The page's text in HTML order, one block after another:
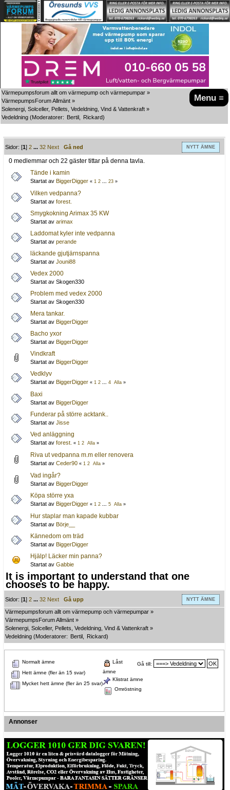
Menu ≡
Värmepumpsforum allt om värmepump och värmepumpar »
VärmepumpsForum Allmänt »
Solenergi, Solceller, Pellets, Vedeldning, Vind & Vattenkraft »
Vedeldning (Moderatorer: Bertil Rickard)
Sidor: [1]2 ...32 Next Gå ned NYTT ÄMNE
0 medlemmar och 22 gäster tittar på denna tavla.
Tände i kamin
Startat av BiggerDigger « 1 2 ... 23 »
Vilken vedpanna?
Startat av forest.
Smygkokning Arimax 35 KW
Startat av arimax
Laddomat kyler inte vedpanna
Startat av perande
läckande gjutjärnspanna
Startat av Jouni88
Vedex 2000
Startat av Skogen330
Problem med vedex 2000
Startat av Skogen330
Mera tankar.
Startat av BiggerDigger
Bacho yxor
Startat av BiggerDigger
Vindkraft
Startat av BiggerDigger
Vedklyv
Startat av BiggerDigger « 1 2 ... 4 Alla »
Baxi
Startat av BiggerDigger
Funderar på större acktank..
Startat av Jisse
Ved anläggning
Startat av forest. « 1 2 Alla »
Riva ut vedpanna m.m eller renovera
Startat av Ceder90 « 1 2 Alla »
Vad ingår?
Startat av BiggerDigger
Köpa större yxa
Startat av BiggerDigger « 1 2 ... 5 Alla »
Hur staplar man kapade kubbar
Startat av Börje__
Kännedom om träd
Startat av BiggerDigger
Hjälp! Läcker min panna?
Startat av Gabbie
It is important to understand that one
chooses to be happy.
NYTT ÄMNE
Sidor: [1]2 ...32 Next
Gå upp
Värmepumpsforum allt om värmepump och värmepumpar »
VärmepumpsForum Allmänt »
Solenergi, Solceller, Pellets, Vedeldning, Vind & Vattenkraft »
Vedeldning (Moderatorer: Bertil Rickard)
Gå till:
Normalt ämne
Hett ämne (fler än 15 svar)
Mycket hett ämne (fler än 25 svar)
Låst
ämne
Klistrat ämne
Omröstning
Annonser